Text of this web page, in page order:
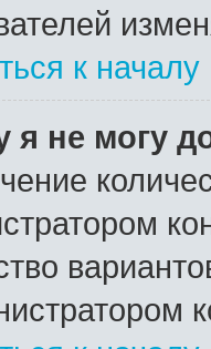
к началу
я не могу